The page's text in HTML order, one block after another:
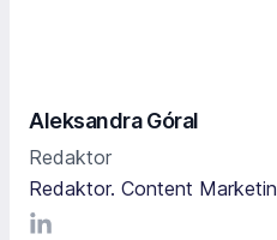
Aleksandra Góral
Redaktor
Redaktor. Content
LinkediIn